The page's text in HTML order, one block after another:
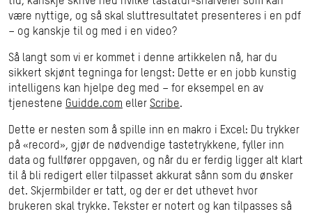
være nyttige, og så skal sluttresultatet presenteres i en pdf
– og kanskje til og med i en video?
Så langt som vi er kommet i denne artikkelen nå, har du
sikkert skjønt tegninga for lengst: Dette er en jobb kunstig
intelligens kan hjelpe deg med – for eksempel en av
tjenestene Guidde.com eller Scribe.
Dette er nesten som å spille inn en makro i Excel: Du trykker
på «record», gjør de nødvendige tastetrykkene, fyller inn
data og fullfører oppgaven, og når du er ferdig ligger alt klart
til å bli redigert eller tilpasset akkurat sånn som du ønsker
det. Skjermbilder er tatt, og der er det uthevet hvor
brukeren skal trykke. Tekster er notert og kan tilpasses så